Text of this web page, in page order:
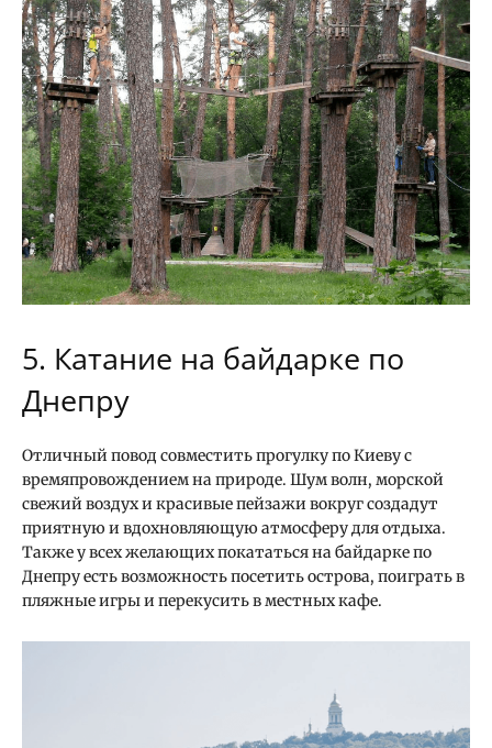
5. Катание на байдарке по
Днепру
Отличный повод совместить прогулку по Киеву с
времяпровождением на природе. Шум волн, морской
свежий воздух и красивые пейзажи вокруг создадут
приятную и вдохновляющую атмосферу для отдыха.
Также у всех желающих покататься на байдарке по
Днепру есть возможность посетить острова, поиграть в
пляжные игры и перекусить в местных кафе.